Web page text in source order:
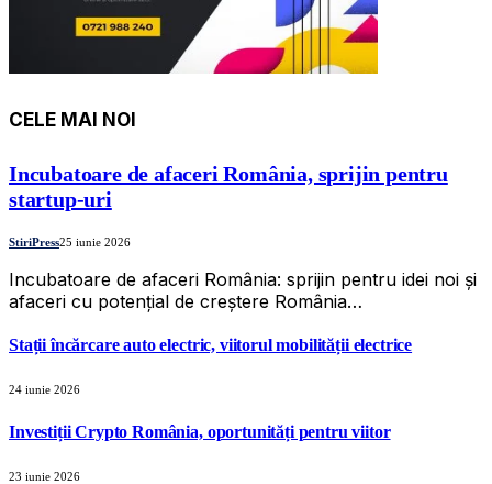
CELE MAI NOI
Incubatoare de afaceri România, sprijin pentru
startup-uri
StiriPress25 iunie 2026
Incubatoare de afaceri România: sprijin pentru idei noi și
afaceri cu potențial de creștere România…
Stații încărcare auto electric, viitorul mobilității electrice
24 iunie 2026
Investiții Crypto România, oportunități pentru viitor
23 iunie 2026